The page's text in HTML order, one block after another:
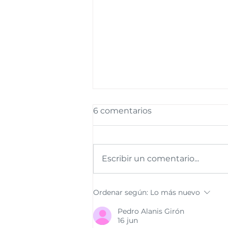
No te Cuides a Medias en
6 comentarios
Escribir un comentario...
Ordenar según: Lo más nuevo
Pedro Alanis Girón
16 jun